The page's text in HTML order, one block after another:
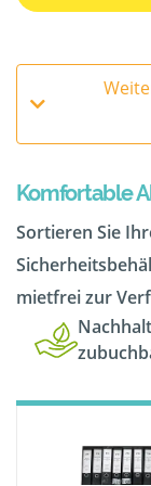
Komfortable
Sortieren Sie
mietfrei zur